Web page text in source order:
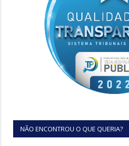
NÃO ENCONTROU O QUE QUERIA?